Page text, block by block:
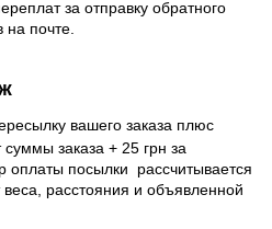
за отправку обратного
почте.
вашего заказа плюс
заказа + 25 грн за
посылки рассчитывается
веса, расстояния и объявленной